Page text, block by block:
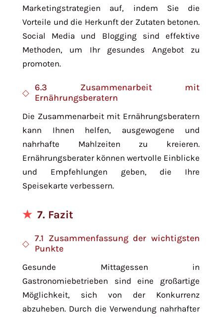
Marketingstrategien auf, indem Sie die
Vorteile und die Herkunft der Zutaten betonen.
Social Media und Blogging sind effektive
Methoden, um Ihr gesundes Angebot zu
promoten.
6.3 Zusammenarbeit mit
Ernährungsberatern
Die Zusammenarbeit mit Ernährungsberatern
kann Ihnen helfen, ausgewogene und
nahrhafte Mahlzeiten zu kreieren.
Ernährungsberater können wertvolle Einblicke
und Empfehlungen geben, die Ihre
Speisekarte verbessern.
7. Fazit
7.1 Zusammenfassung der wichtigsten
Punkte
Gesunde Mittagessen in
Gastronomiebetrieben sind eine großartige
Möglichkeit, sich von der Konkurrenz
abzuheben. Durch die Verwendung nahrhafter